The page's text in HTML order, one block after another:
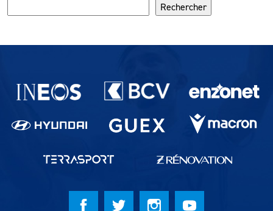
Rechercher
Partenaires du lausanne-Sport